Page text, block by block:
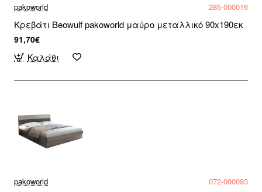
pakoworld 285-000016
Κρεβάτι Beowulf pakoworld μαύρο μεταλλικό 90x190εκ
91,70€
Καλάθι
pakoworld 072-000093